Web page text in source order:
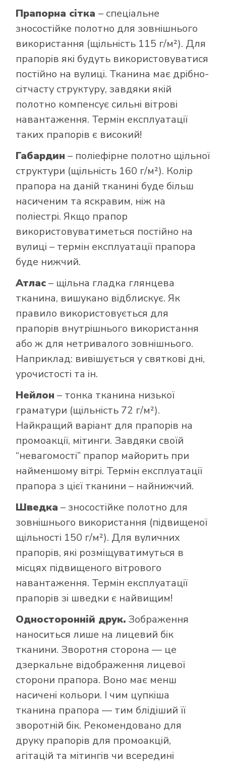
Прапорна сітка– спеціальне
зносостійке полотно для зовнішнього
використання (щільність 115 г/м²). Для
прапорів які будуть використовуватися
постійно на вулиці. Тканина має дрібно-
сітчасту структуру, завдяки якій
полотно компенсує сильні вітрові
навантаження. Термін експлуатації
таких прапорів є високий!
Габардин – поліефірне полотно щільної
структури (щільність 160 г/м²). Колір
прапора на даній тканині буде більш
насиченим та яскравим, ніж на
поліестрі. Якщо прапор
використовуватиметься постійно на
вулиці – термін експлуатації прапора
буде нижчий.
Атлас– щільна гладка глянцева
тканина, вишукано відблискує. Як
правило використовується для
прапорів внутрішнього використання
або ж для нетривалого зовнішнього.
Наприклад: вивішується у святкові дні,
урочистості та ін.
Нейлон – тонка тканина низької
граматури (щільність 72 г/м²).
Найкращий варіант для прапорів на
промоакції, мітинги. Завдяки своїй
“невагомості” прапор майорить при
найменшому вітрі. Термін експлуатації
прапора з цієї тканини – найнижчий.
Шведка – зносостійке полотно для
зовнішнього використання (підвищеної
щільності 150 г/м²). Для вуличних
прапорів, які розміщуватимуться в
місцях підвищеного вітрового
навантаження. Термін експлуатації
прапорів зі шведки є найвищим!
Односторонній друк. Зображення
наноситься лише на лицевий бік
тканини. Зворотня сторона — це
дзеркальне відображення лицевої
сторони прапора. Воно має менш
насичені кольори. І чим цупкіша
тканина прапора — тим блідіший її
зворотній бік. Рекомендовано для
друку прапорів для промоакцій,
агітацій та мітингів чи всередині